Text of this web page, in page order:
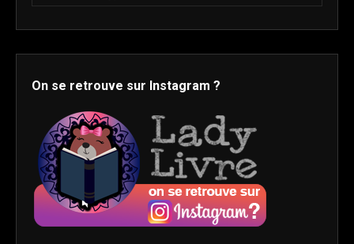
On se retrouve sur Instagram ?